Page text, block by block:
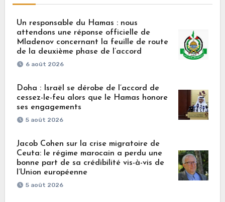
Un responsable du Hamas : nous
attendons une réponse officielle de
Mladenov concernant la feuille de route
de la deuxième phase de l’accord
6 août 2026
Doha : Israël se dérobe de l’accord de
cessez-le-feu alors que le Hamas honore
ses engagements
5 août 2026
Jacob Cohen sur la crise migratoire de
Ceuta: le régime marocain a perdu une
bonne part de sa crédibilité vis-à-vis de
l’Union européenne
5 août 2026